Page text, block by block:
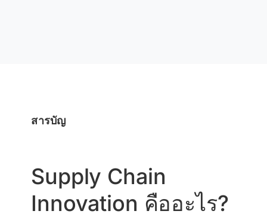
สารบัญ
Supply Chain
Innovation คืออะไร?